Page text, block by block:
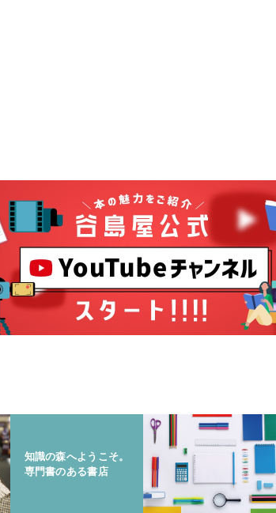
知識の森へようこそ。
専門書のある書店